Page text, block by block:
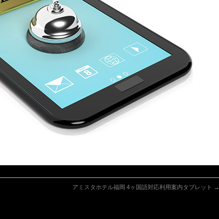
アミスタホテル福岡 4ヶ国語対応利用案内タブレット →